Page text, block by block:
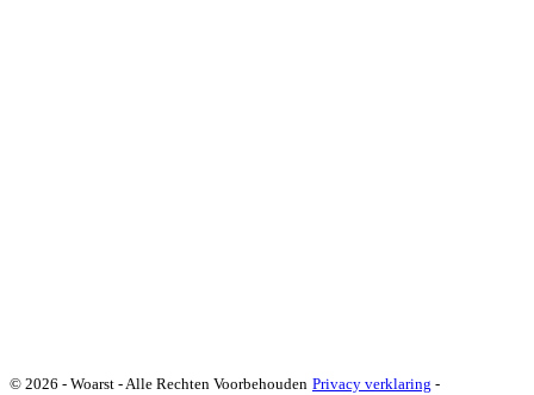
© 2026 - Woarst - Alle Rechten Voorbehouden Privacy verklaring -